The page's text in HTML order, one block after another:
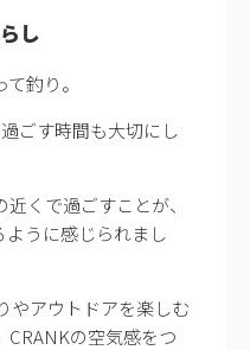
し
釣り。
ごす時間も大切にし
くで過ごすことが、
うに感じられまし
やアウトドアを楽しむ
CRANKの空気感をつ